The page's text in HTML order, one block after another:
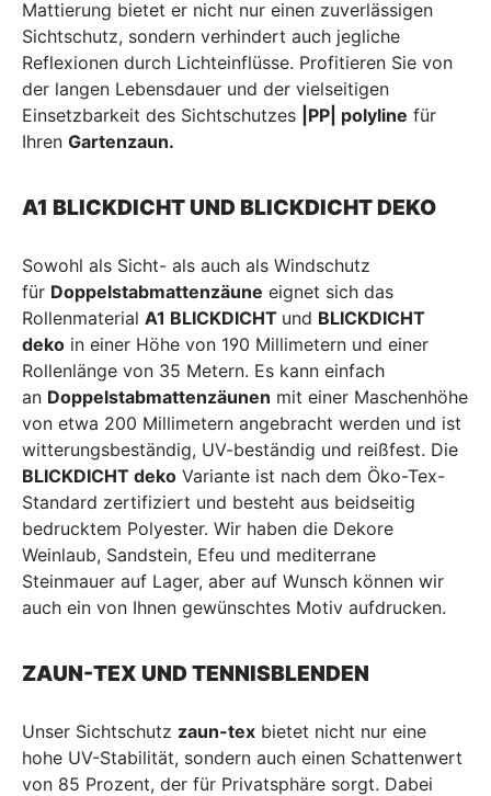
Mattierung bietet er nicht nur einen zuverlässigen
Sichtschutz, sondern verhindert auch jegliche
Reflexionen durch Lichteinflüsse. Profitieren Sie von
der langen Lebensdauer und der vielseitigen
Einsetzbarkeit des Sichtschutzes |PP| polyline für
Ihren Gartenzaun.
A1 BLICKDICHT UND BLICKDICHT DEKO
Sowohl als Sicht- als auch als Windschutz
für Doppelstabmattenzäune eignet sich das
Rollenmaterial A1 BLICKDICHT und BLICKDICHT
deko in einer Höhe von 190 Millimetern und einer
Rollenlänge von 35 Metern. Es kann einfach
an Doppelstabmattenzäunen mit einer Maschenhöhe
von etwa 200 Millimetern angebracht werden und ist
witterungsbeständig, UV-beständig und reißfest. Die
BLICKDICHT deko Variante ist nach dem Öko-Tex-
Standard zertifiziert und besteht aus beidseitig
bedrucktem Polyester. Wir haben die Dekore
Weinlaub, Sandstein, Efeu und mediterrane
Steinmauer auf Lager, aber auf Wunsch können wir
auch ein von Ihnen gewünschtes Motiv aufdrucken.
ZAUN-TEX UND TENNISBLENDEN
Unser Sichtschutz zaun-tex bietet nicht nur eine
hohe UV-Stabilität, sondern auch einen Schattenwert
von 85 Prozent, der für Privatsphäre sorgt. Dabei